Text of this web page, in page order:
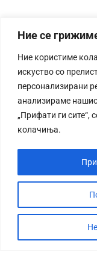
Ние се
Ние користиме
искуство со
персонализирани
анализираме
„Прифати ги сите“,
колачиња.